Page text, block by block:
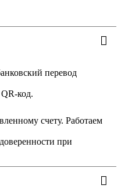
перевод
код.
счету. Работаем
при